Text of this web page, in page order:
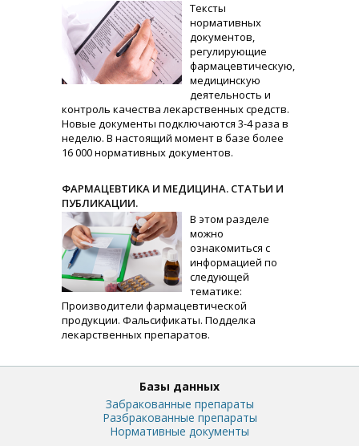
Тексты
нормативных
документов,
регулирующие
фармацевтическую,
медицинскую
деятельность и
контроль качества лекарственных средств.
Новые документы подключаются 3-4 раза в
неделю. В настоящий момент в базе более
16 000 нормативных документов.
ФАРМАЦЕВТИКА И МЕДИЦИНА. СТАТЬИ И
ПУБЛИКАЦИИ.
В этом разделе
можно
ознакомиться с
информацией по
следующей
тематике:
Производители фармацевтической
продукции. Фальсификаты. Подделка
лекарственных препаратов.
Базы данных
Забракованные препараты
Разбракованные препараты
Нормативные документы